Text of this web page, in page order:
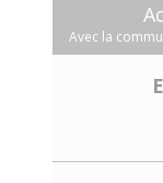
Avec la